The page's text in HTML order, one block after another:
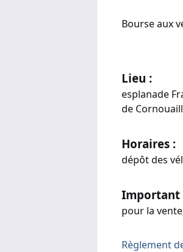
Bourse aux
Lieu :
esplanade
de
Horaires :
dépôt des
Important
pour la
Règlement